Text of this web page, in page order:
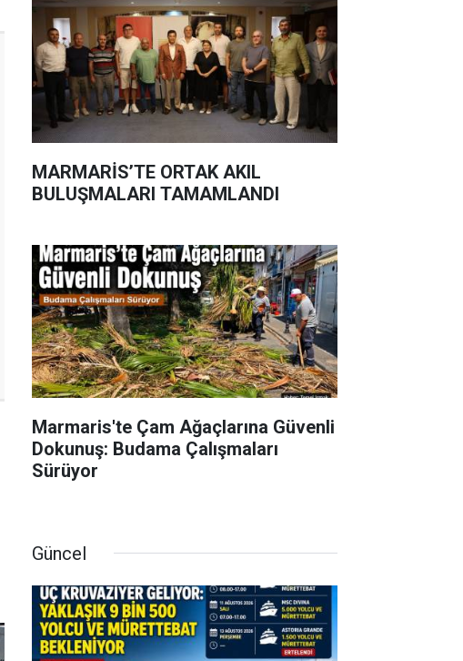
MARMARİS’TE ORTAK AKIL
BULUŞMALARI TAMAMLANDI
Marmaris'te Çam Ağaçlarına Güvenli
Dokunuş: Budama Çalışmaları
Sürüyor
Güncel